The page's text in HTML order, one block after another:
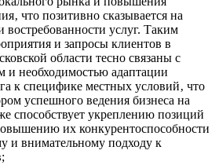
что позитивно сказывается на
востребованности услуг. Таким
и запросы клиентов в
области тесно связаны с
и необходимостью адаптации
к специфике местных условий‚ что
успешного ведения бизнеса на
способствует укреплению позиций
их конкурентоспособности
и внимательному подходу к